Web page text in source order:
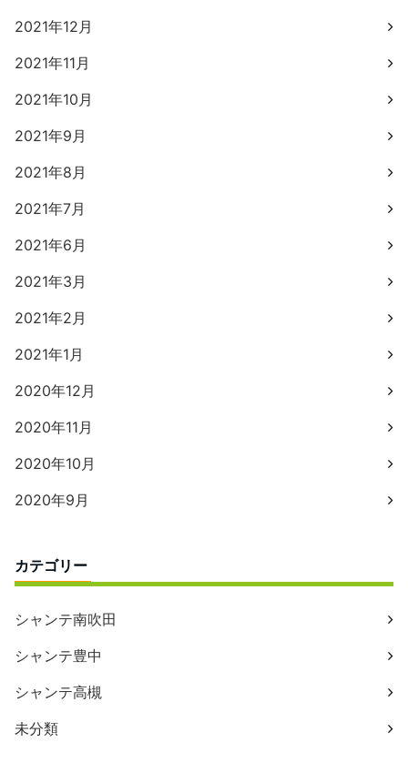
2021年12月
2021年11月
2021年10月
2021年9月
2021年8月
2021年7月
2021年6月
2021年3月
2021年2月
2021年1月
2020年12月
2020年11月
2020年10月
2020年9月
カテゴリー
シャンテ南吹田
シャンテ豊中
シャンテ高槻
未分類